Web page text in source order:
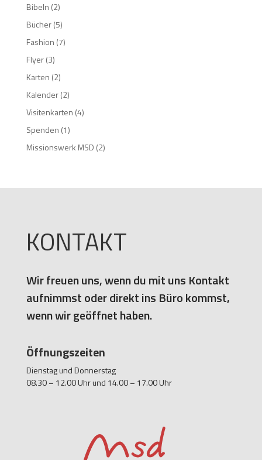
Bibeln (2)
Bücher (5)
Fashion (7)
Flyer (3)
Karten (2)
Kalender (2)
Visitenkarten (4)
Spenden (1)
Missionswerk MSD (2)
KONTAKT
Wir freuen uns, wenn du mit uns Kontakt
aufnimmst oder direkt ins Büro kommst,
wenn wir geöffnet haben.
Öffnungszeiten
Dienstag und Donnerstag
08.30 – 12.00 Uhr und 14.00 – 17.00 Uhr